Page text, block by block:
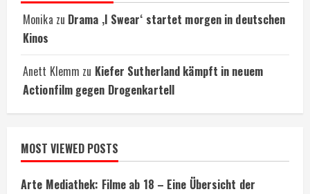
Monika zu Drama ‚I Swear‘ startet morgen in deutschen
Kinos
Anett Klemm zu Kiefer Sutherland kämpft in neuem
Actionfilm gegen Drogenkartell
MOST VIEWED POSTS
Arte Mediathek: Filme ab 18 – Eine Übersicht der